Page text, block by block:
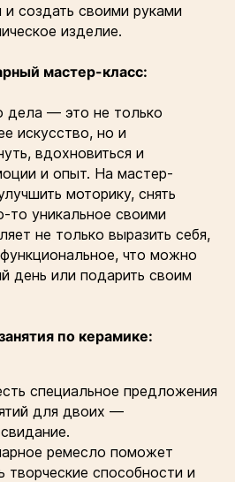
создать своими руками
изделие.
мастер-класс:
дела — это не только
искусство, но и
вдохновиться и
и опыт. На мастер-
моторику, снять
то уникальное своими
не только выразить себя,
что можно
день или подарить своим
по керамике:
специальное предложения
для двоих —
ремесло поможет
творческие способности и